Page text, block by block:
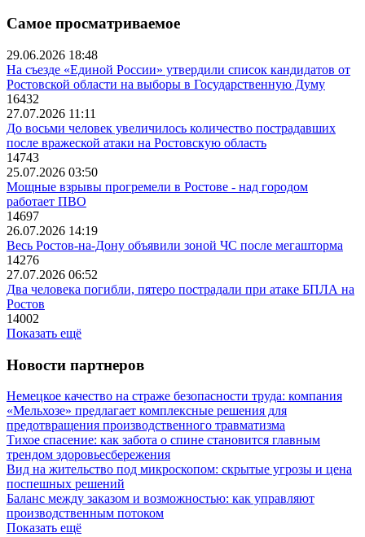
Самое просматриваемое
29.06.2026 18:48
На съезде «Единой России» утвердили список кандидатов от
Ростовской области на выборы в Государственную Думу
16432
27.07.2026 11:11
До восьми человек увеличилось количество пострадавших
после вражеской атаки на Ростовскую область
14743
25.07.2026 03:50
Мощные взрывы прогремели в Ростове - над городом
работает ПВО
14697
26.07.2026 14:19
Весь Ростов-на-Дону объявили зоной ЧС после мегашторма
14276
27.07.2026 06:52
Два человека погибли, пятеро пострадали при атаке БПЛА на
Ростов
14002
Показать ещё
Новости партнеров
Немецкое качество на страже безопасности труда: компания
«Мельхозе» предлагает комплексные решения для
предотвращения производственного травматизма
Тихое спасение: как забота о спине становится главным
трендом здоровьесбережения
Вид на жительство под микроскопом: скрытые угрозы и цена
поспешных решений
Баланс между заказом и возможностью: как управляют
производственным потоком
Показать ещё